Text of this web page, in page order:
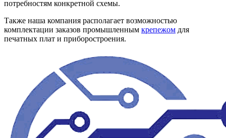
потребностям конкретной схемы.
Также наша компания располагает возможностью
комплектации заказов промышленным крепежом для
печатных плат и приборостроения.